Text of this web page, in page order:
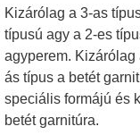
Kizárólag a 3-as
típusú agy a 2-es
agyperem. Kizárólag
ás típus a betét
speciális formájú és
betét garnitúra.